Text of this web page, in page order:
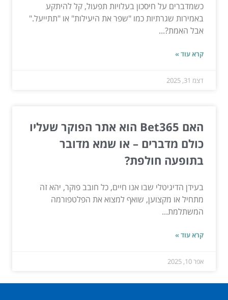
כשמדברים על חיסכון בעלויות תפעול, קל להיתקע
באמירות שגרתיות כמו "שפר את היעילות" או "תתייעל."
אבל האמת?...
קרא עוד »
דצמ 31, 2025
האם Bet365 הוא אתר הפוקר שעליו
כולם מדברים – או שמא מדובר
בתופעה חולפת?
בעידן הדיגיטלי שבו אנו חיים, כל חובב פוקר, יהא זה
מתחיל או מקצוען, שואף למצוא את הפלטפורמה
המשתלמת...
קרא עוד »
אפר 10, 2025